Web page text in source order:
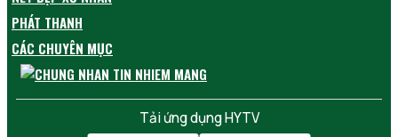
PHÁT THANH
CÁC CHUYÊN MỤC
Tải ứng dụng HYTV